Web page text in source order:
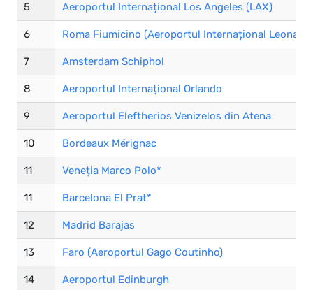
5 Aeroportul Internațional Los Angeles (LAX)
6 Roma Fiumicino (Aeroportul Internațional
7 Amsterdam Schiphol
8 Aeroportul Internațional Orlando
9 Aeroportul Eleftherios Venizelos din Atena
10 Bordeaux Mérignac
11 Veneția Marco Polo*
11 Barcelona El Prat*
12 Madrid Barajas
13 Faro (Aeroportul Gago Coutinho)
14 Aeroportul Edinburgh